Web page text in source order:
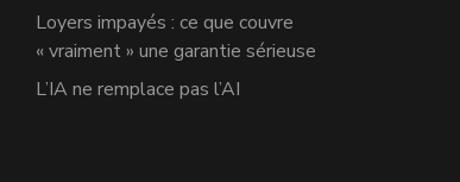
Loyers impayés : ce que couvre
« vraiment » une garantie sérieuse
L’IA ne remplace pas l’AI